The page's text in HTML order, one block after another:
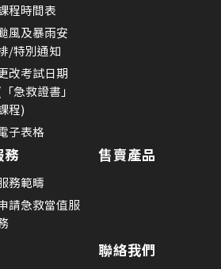
程時間表
風及暴雨安
/特別通知
改考試日期
急救證書」
程)
子表格
務
務範疇
請急救當值服
售賣產品
聯絡我們